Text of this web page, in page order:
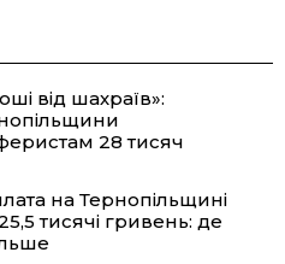
t
A
від шахраїв»:
28 тисяч
на Тернопільщині
тисячі гривень: де